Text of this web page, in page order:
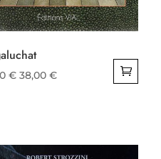
€ 38,00 €